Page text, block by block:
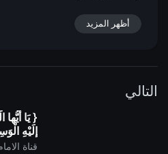
أظهر المزيد
التالي
{ يَا أيُّها
إِلَيْهِ
تُفْلِحُونَ
قناة